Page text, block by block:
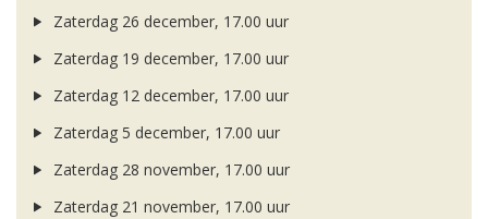
Zaterdag 26 december, 17.00 uur
Zaterdag 19 december, 17.00 uur
Zaterdag 12 december, 17.00 uur
Zaterdag 5 december, 17.00 uur
Zaterdag 28 november, 17.00 uur
Zaterdag 21 november, 17.00 uur